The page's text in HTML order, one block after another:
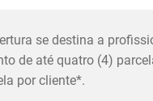
se destina a
de até quatro (4)
por cliente*.